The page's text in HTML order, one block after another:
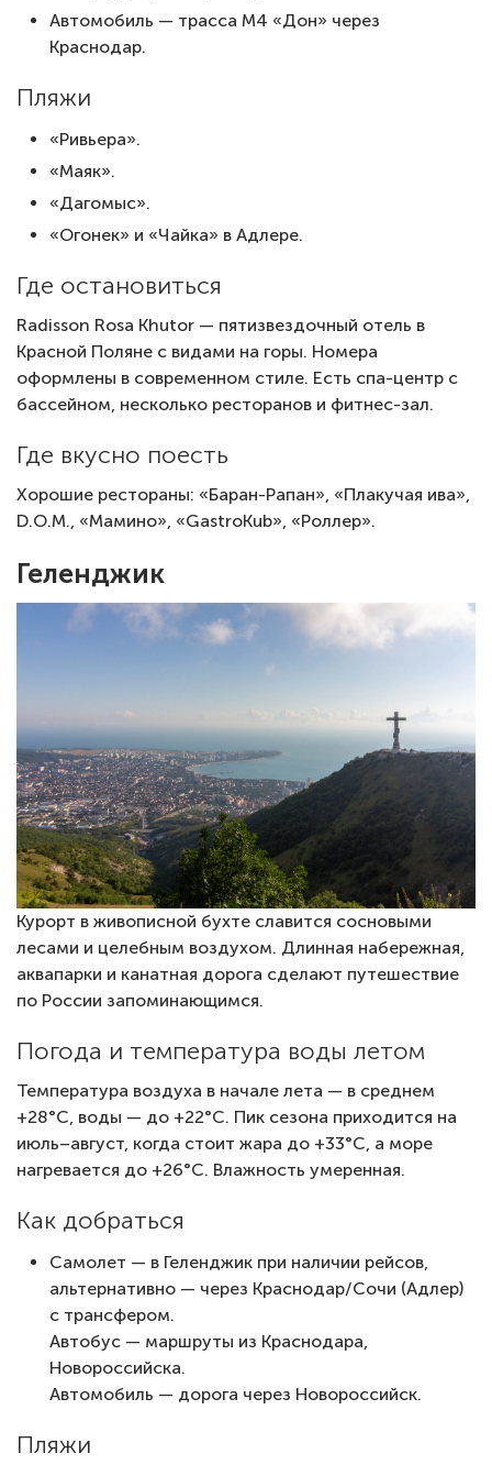
Автомобиль — трасса М4 «Дон» через
Краснодар.
Пляжи
«Ривьера».
«Маяк».
«Дагомыс».
«Огонек» и «Чайка» в Адлере.
Где остановиться
Radisson Rosa Khutor — пятизвездочный отель в
Красной Поляне с видами на горы. Номера
оформлены в современном стиле. Есть спа-центр с
бассейном, несколько ресторанов и фитнес-зал.
Где вкусно поесть
Хорошие рестораны: «Баран-Рапан», «Плакучая ива»,
D.O.M., «Мамино», «GastroKub», «Роллер».
Геленджик
Курорт в живописной бухте славится сосновыми
лесами и целебным воздухом. Длинная набережная,
аквапарки и канатная дорога сделают путешествие
по России запоминающимся.
Погода и температура воды летом
Температура воздуха в начале лета — в среднем
+28°C, воды — до +22°C. Пик сезона приходится на
июль–август, когда стоит жара до +33°C, а море
нагревается до +26°C. Влажность умеренная.
Как добраться
Самолет — в Геленджик при наличии рейсов,
альтернативно — через Краснодар/Сочи (Адлер)
с трансфером.
Автобус — маршруты из Краснодара,
Новороссийска.
Автомобиль — дорога через Новороссийск.
Пляжи